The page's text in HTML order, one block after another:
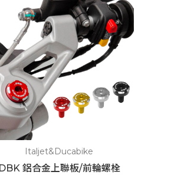
Italjet&Ducabike
DBK 鋁合金上聯板/前輪螺栓